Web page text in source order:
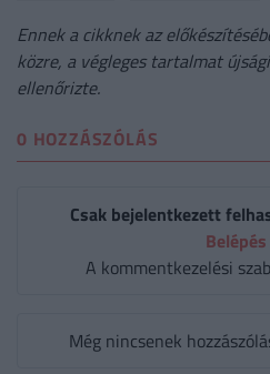
Ennek a cikknek az
közre, a végleges tartalmat
ellenőrizte.
0 HOZZÁSZÓLÁS
Csak bejelentkezett
A kommentkezelési
Még nincsenek